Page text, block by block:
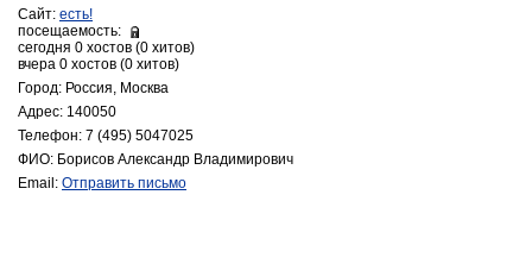
Сайт: есть!
посещаемость:
сегодня 0 хостов (0 хитов)
вчера 0 хостов (0 хитов)
Город: Россия, Москва
Адрес: 140050
Телефон: 7 (495) 5047025
ФИО: Борисов Александр Владимирович
Email: Отправить письмо